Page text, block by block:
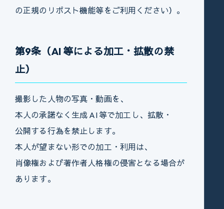
の正規のリポスト機能等をご利用ください）。
第9条（AI 等による加工・拡散の禁
止）
撮影した人物の写真・動画を、
本人の承諾なく生成 AI 等で加工し、拡散・
公開する行為を禁止します。
本人が望まない形での加工・利用は、
肖像権および著作者人格権の侵害となる場合が
あります。